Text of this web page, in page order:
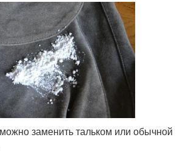
заменить тальком или обычной